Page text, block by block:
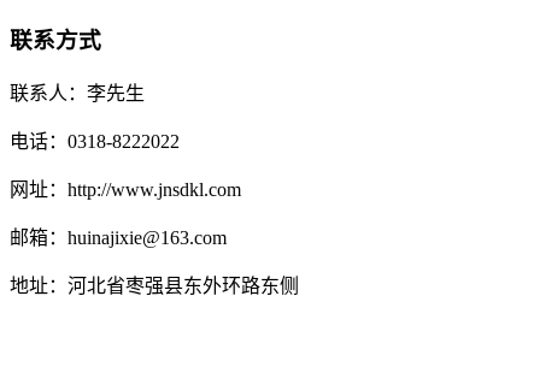
联系方式
联系人：李先生
电话：0318-8222022
网址：http://www.jnsdkl.com
邮箱：huinajixie@163.com
地址：河北省枣强县东外环路东侧